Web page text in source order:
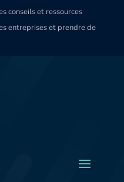
conseils et ressources
entreprises et prendre de